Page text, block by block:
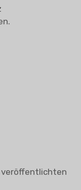
veröffentlichten